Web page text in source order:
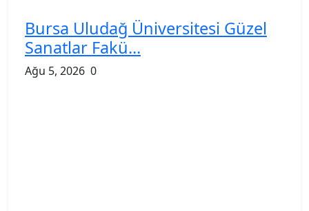
Bursa Uludağ Üniversitesi Güzel
Sanatlar Fakü...
Ağu 5, 2026 0